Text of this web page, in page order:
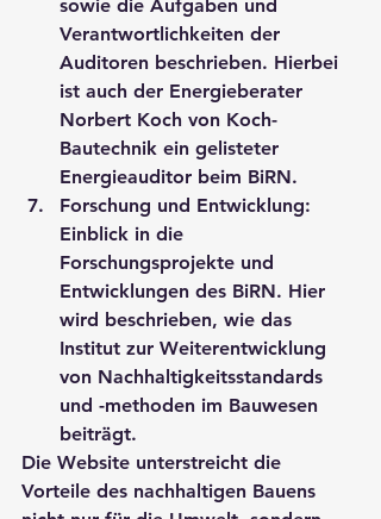
sowie die Aufgaben und
Verantwortlichkeiten der
Auditoren beschrieben. Hierbei
ist auch der Energieberater
Norbert Koch von Koch-
Bautechnik ein gelisteter
Energieauditor beim BiRN.
Forschung und Entwicklung:
Einblick in die
Forschungsprojekte und
Entwicklungen des BiRN. Hier
wird beschrieben, wie das
Institut zur Weiterentwicklung
von Nachhaltigkeitsstandards
und -methoden im Bauwesen
beiträgt.
Die Website unterstreicht die
Vorteile des nachhaltigen Bauens